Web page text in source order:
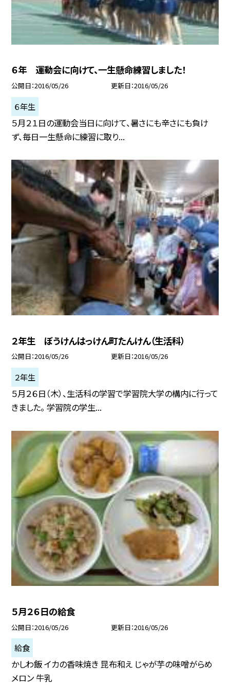
６年 運動会に向けて、一生懸命練習しました！
公開日 2016/05/26 更新日 2016/05/26
６年生
５月２１日の運動会当日に向けて、暑さにも辛さにも負け
ず、毎日一生懸命に練習に取り...
２年生 ぼうけんはっけん町たんけん（生活科）
公開日 2016/05/26 更新日 2016/05/26
２年生
５月２６日（木）、生活科の学習で学習院大学の構内に行って
きました。 学習院の学生...
５月２６日の給食
公開日 2016/05/26 更新日 2016/05/26
給食
かしわ飯 イカの香味焼き 昆布和え じゃが芋の味噌がらめ
メロン 牛乳